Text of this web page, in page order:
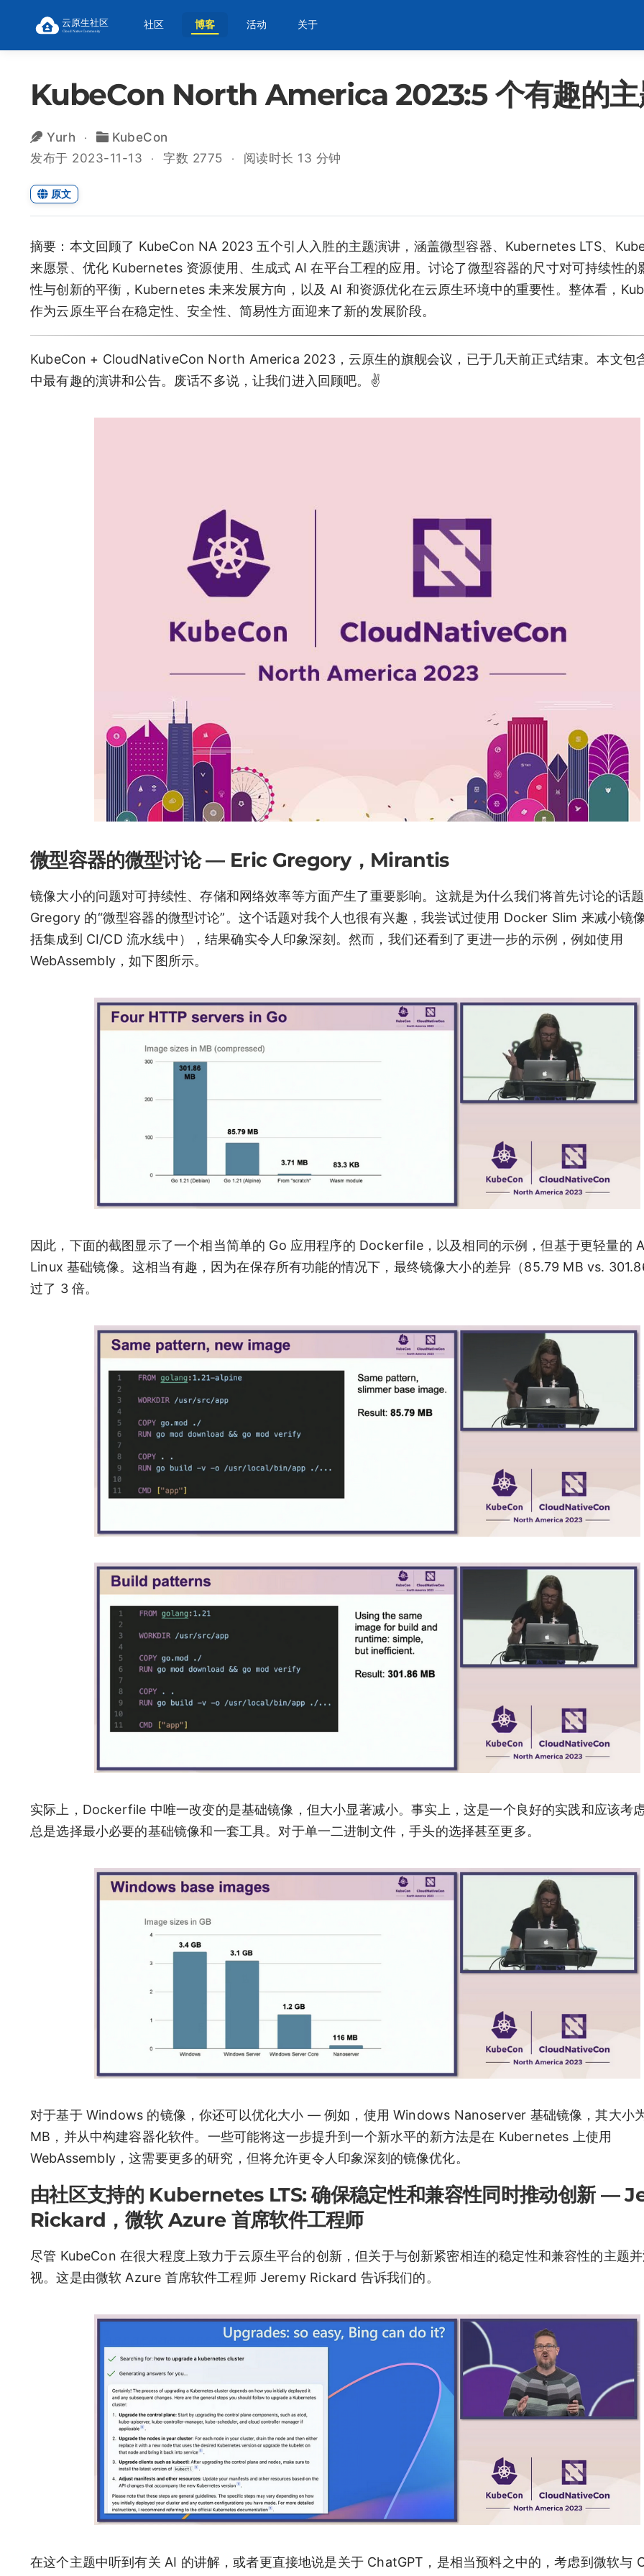
社区 博客 活动 关于
KubeCon North America 2023:5 个有趣的主
Yurh
KubeCon
发布于 2023-11-13
字数 2775 阅读时长 13 分钟
原文
摘要：本文回顾了 KubeCon NA 2023 五个引人入胜的主题演讲，涵盖微型容器、Kubernetes LTS、
来愿景、优化 Kubernetes 资源使用、生成式 AI 在平台工程的应用。讨论了微型容器的尺寸对可持续性的
性与创新的平衡，Kubernetes 未来发展方向，以及 AI 和资源优化在云原生环境中的重要性。整体看，
作为云原生平台在稳定性、安全性、简易性方面迎来了新的发展阶段。
KubeCon + CloudNativeCon North America 2023，云原生的旗舰会议，已于几天前正式结束。本文包
中最有趣的演讲和公告。废话不多说，让我们进入回顾吧。✌️
微型容器的微型讨论 — Eric Gregory，Mirantis
镜像大小的问题对可持续性、存储和网络效率等方面产生了重要影响。这就是为什么我们将首先讨论的话
Gregory 的“微型容器的微型讨论”。这个话题对我个人也很有兴趣，我尝试过使用 Docker Slim 来减小镜
括集成到 CI/CD 流水线中），结果确实令人印象深刻。然而，我们还看到了更进一步的示例，例如使用
WebAssembly，如下图所示。
因此，下面的截图显示了一个相当简单的 Go 应用程序的 Dockerfile，以及相同的示例，但基于更轻量的
Linux 基础镜像。这相当有趣，因为在保存所有功能的情况下，最终镜像大小的差异（85.79 MB vs.
过了 3 倍。
实际上，Dockerfile 中唯一改变的是基础镜像，但大小显著减小。事实上，这是一个良好的实践和应该考
总是选择最小必要的基础镜像和一套工具。对于单一二进制文件，手头的选择甚至更多。
对于基于 Windows 的镜像，你还可以优化大小 — 例如，使用 Windows Nanoserver 基础镜像，其大小
MB，并从中构建容器化软件。一些可能将这一步提升到一个新水平的新方法是在 Kubernetes 上使用
WebAssembly，这需要更多的研究，但将允许更令人印象深刻的镜像优化。
由社区支持的 Kubernetes LTS: 确保稳定性和兼容性同时推动创新 —
Rickard，微软 Azure 首席软件工程师
尽管 KubeCon 在很大程度上致力于云原生平台的创新，但关于与创新紧密相连的稳定性和兼容性的主题
视。这是由微软 Azure 首席软件工程师 Jeremy Rickard 告诉我们的。
在这个主题中听到有关 AI 的讲解，或者更直接地说是关于 ChatGPT，是相当预料之中的，考虑到微软与